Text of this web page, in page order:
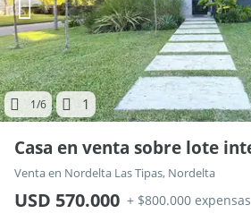
1/6 1
Venta en Nordelta Las Tipas, Nordelta
USD 570.000 + $800.000 expensas